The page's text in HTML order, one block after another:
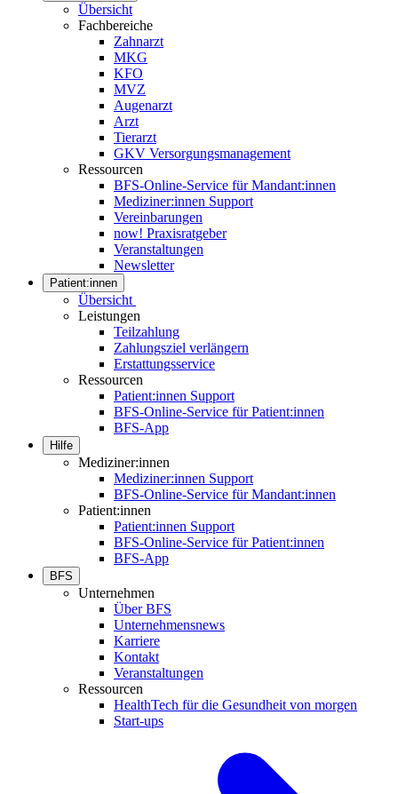
Übersicht
Fachbereiche
Zahnarzt
MKG
KFO
MVZ
Augenarzt
Arzt
Tierarzt
GKV Versorgungsmanagement
Ressourcen
BFS-Online-Service für Mandant:innen
Mediziner:innen Support
Vereinbarungen
now! Praxisratgeber
Veranstaltungen
Newsletter
Patient:innen
Übersicht
Leistungen
Teilzahlung
Zahlungsziel verlängern
Erstattungsservice
Ressourcen
Patient:innen Support
BFS-Online-Service für Patient:innen
BFS-App
Hilfe
Mediziner:innen
Mediziner:innen Support
BFS-Online-Service für Mandant:innen
Patient:innen
Patient:innen Support
BFS-Online-Service für Patient:innen
BFS-App
BFS
Unternehmen
Über BFS
Unternehmensnews
Karriere
Kontakt
Veranstaltungen
Ressourcen
HealthTech für die Gesundheit von morgen
Start-ups